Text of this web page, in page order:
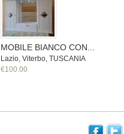
MOBILE BIANCO CON...
Lazio, Viterbo, TUSCANIA
€100.00